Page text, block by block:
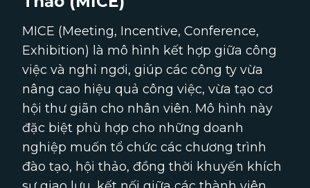
MICE (Meeting, Incentive, Conference,
Exhibition) là mô hình kết hợp giữa công
việc và nghỉ ngơi, giúp các công ty vừa
nâng cao hiệu quả công việc, vừa tạo cơ
hội thư giãn cho nhân viên. Mô hình này
đặc biệt phù hợp cho những doanh
nghiệp muốn tổ chức các chương trình
đào tạo, hội thảo, đồng thời khuyến khích